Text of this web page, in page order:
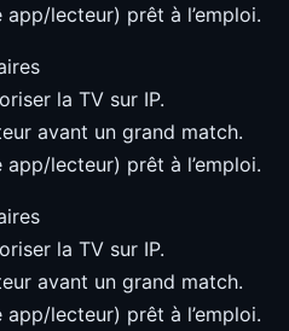
lecteur) prêt à l’emploi.
la TV sur IP.
avant un grand match.
lecteur) prêt à l’emploi.
la TV sur IP.
avant un grand match.
lecteur) prêt à l’emploi.